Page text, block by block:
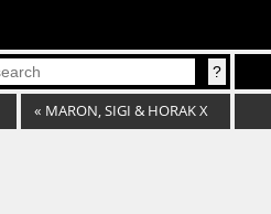
« MARON, SIGI & HORAK X